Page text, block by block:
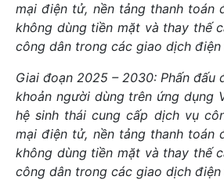
mại điện tử, nền tảng thanh toán
không dùng tiền mặt và thay thế
công dân trong các giao dịch điện
Giai đoạn 2025 – 2030: Phấn đấu
khoản người dùng trên ứng dụng
hệ sinh thái cung cấp dịch vụ
mại điện tử, nền tảng thanh toán
không dùng tiền mặt và thay thế
công dân trong các giao dịch